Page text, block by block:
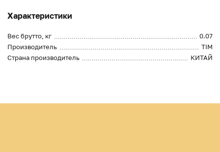
Характеристики
Вес брутто, кг
0.07
Производитель
TIM
Страна производитель
КИТАЙ